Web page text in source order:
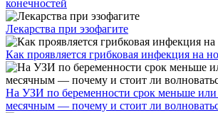
конечностей
Лекарства при эзофагите
Как проявляется грибковая инфекция на
На УЗИ по беременности срок меньше
месячным — почему и стоит ли